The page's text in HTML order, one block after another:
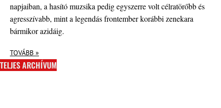
napjaiban, a hasító muzsika pedig egyszerre volt célratörőbb és
agresszívabb, mint a legendás frontember korábbi zenekara
bármikor azidáig.
TOVÁBB »
TELJES ARCHÍVUM